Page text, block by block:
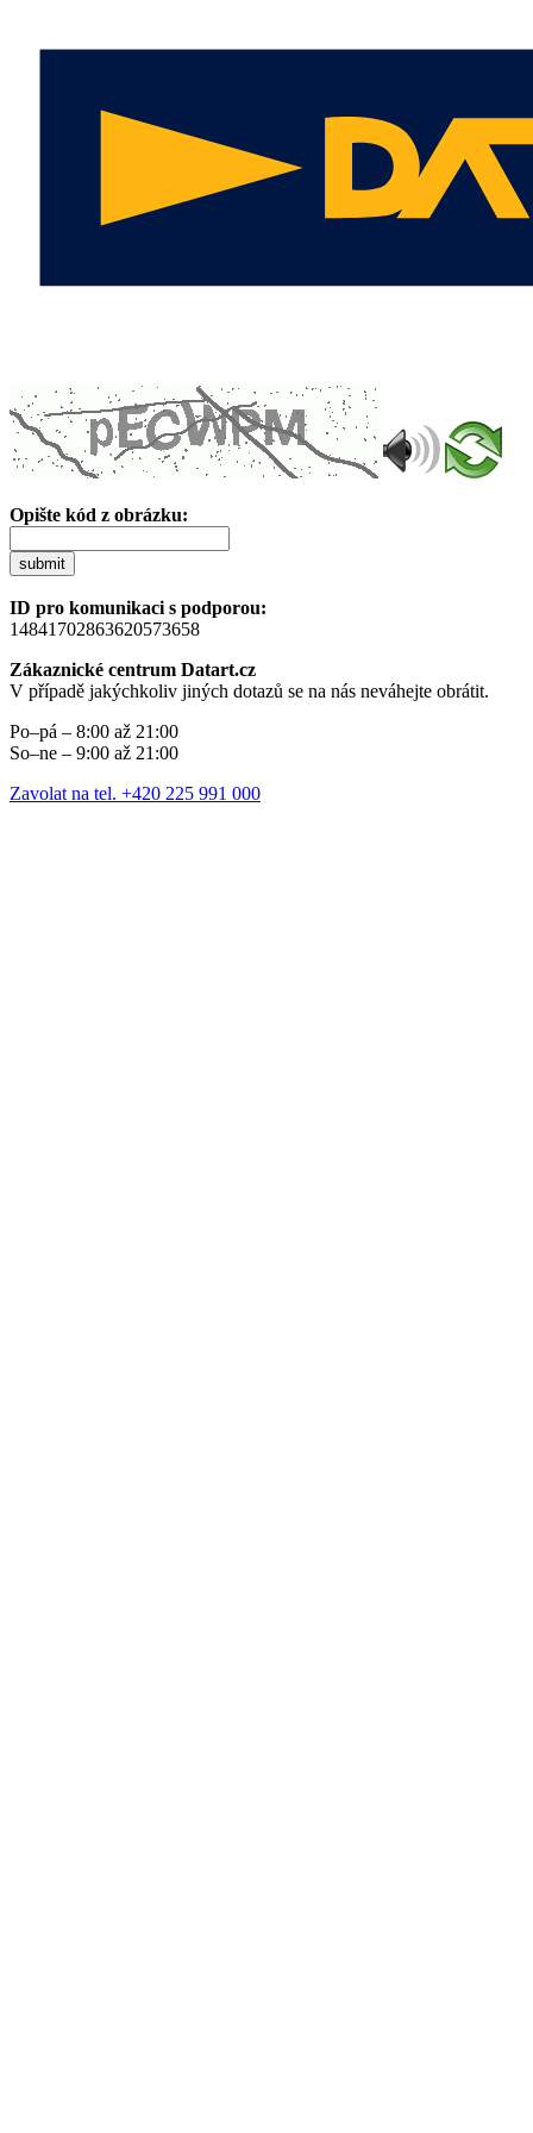
Opište kód z obrázku:
submit
ID pro komunikaci s podporou:
14841702863620573658
Zákaznické centrum Datart.cz
V případě jakýchkoliv jiných dotazů se na nás neváhejte obrátit.
Po–pá – 8:00 až 21:00
So–ne – 9:00 až 21:00
Zavolat na tel. +420 225 991 000